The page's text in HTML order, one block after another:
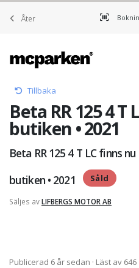
Åter
Tillbaka
Beta RR 125 4 T
butiken • 2021
Beta RR 125 4 T LC finns nu
butiken • 2021
Såld
Säljes avLIFBERGS MOTOR AB
Publicerad 6 år sedan · Läst av 646